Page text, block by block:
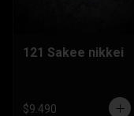
121 Sakee nikkei
$9.490